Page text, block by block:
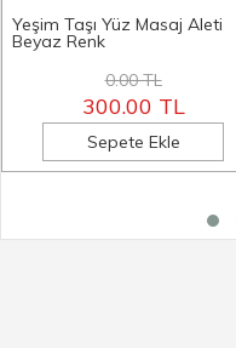
Yeşim Taşı Yüz Masaj Aleti
Beyaz Renk
0.00 TL
300.00 TL
Sepete Ekle